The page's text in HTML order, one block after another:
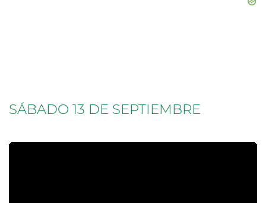
SÁBADO 13 DE SEPTIEMBRE